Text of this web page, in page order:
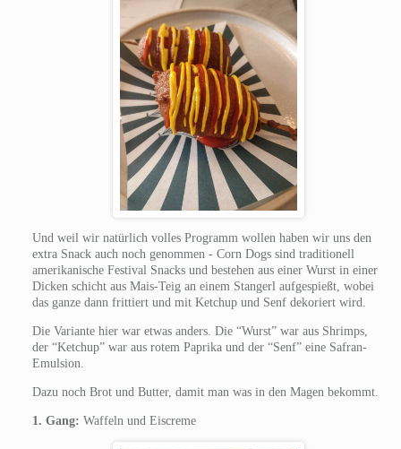
Und weil wir natürlich volles Programm wollen haben wir uns den
extra Snack auch noch genommen - Corn Dogs sind traditionell
amerikanische Festival Snacks und bestehen aus einer Wurst in einer
Dicken schicht aus Mais-Teig an einem Stangerl aufgespießt, wobei
das ganze dann frittiert und mit Ketchup und Senf dekoriert wird.
Die Variante hier war etwas anders. Die “Wurst” war aus Shrimps,
der “Ketchup” war aus rotem Paprika und der “Senf” eine Safran-
Emulsion.
Dazu noch Brot und Butter, damit man was in den Magen bekommt.
1. Gang: Waffeln und Eiscreme